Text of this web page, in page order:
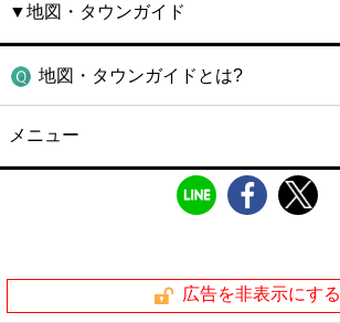
▼地図・タウンガイド
地図・タウンガイドとは?
メニュー
広告を非表示にする